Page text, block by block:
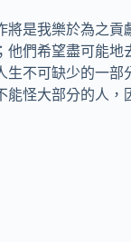
是我樂於為之
們希望盡可能
不可缺少的一
能怪大部分的人